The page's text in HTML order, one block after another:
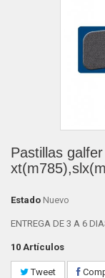
Pastillas
Estado Nuevo
ENTREGA DE 3 A 6
10 Artículos
Tweet